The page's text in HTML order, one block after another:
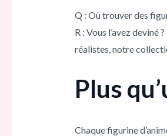
Q : Où trouver des
R : Vous l’avez deviné
réalistes, notre
Plus
Chaque figurine